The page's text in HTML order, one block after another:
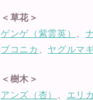
＜草花＞
ゲンゲ（紫雲英） 、
ブコニカ 、 ヤグルマ
＜樹木＞
アンズ（杏） 、 エリカ